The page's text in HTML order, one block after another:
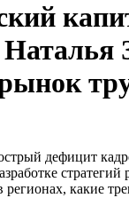
дефицит
какие